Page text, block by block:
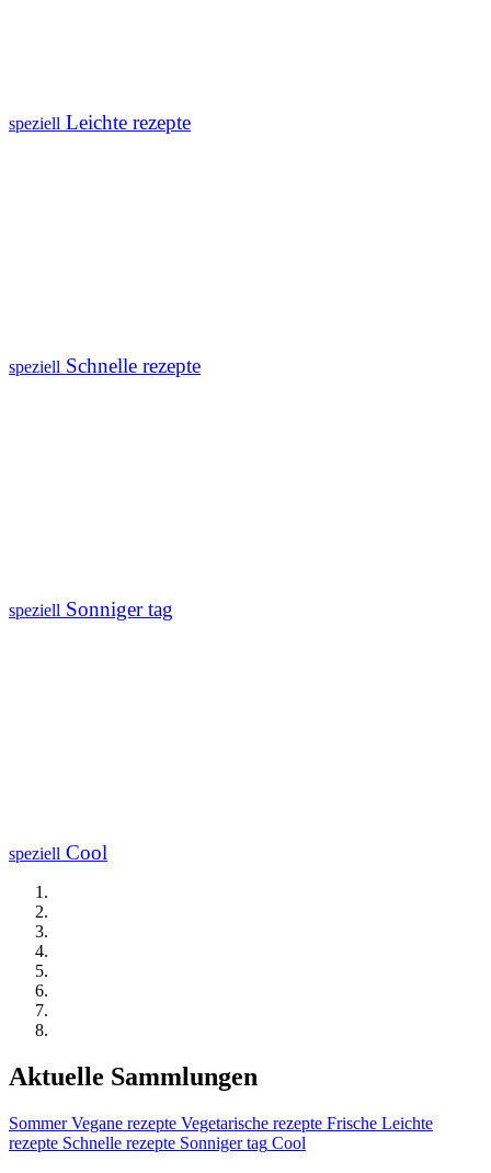
speziell Leichte rezepte
speziell Schnelle rezepte
speziell Sonniger tag
speziell Cool
Aktuelle Sammlungen
Sommer Vegane rezepte Vegetarische rezepte Frische Leichte
rezepte Schnelle rezepte Sonniger tag Cool